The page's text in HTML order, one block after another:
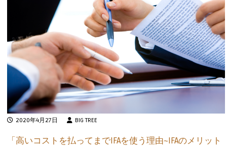
2020年4月27日 BIG TREE
「高いコストを払ってまでIFAを使う理由~IFAのメリット